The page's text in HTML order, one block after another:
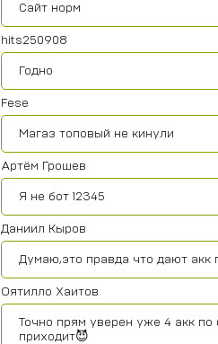
Сайт норм
hits250908
Годно
Fese
Магаз топовый не кинули
Артём Грошев
Я не бот 12345
Даниил Кыров
Думаю,это правда что дают акк
Оятилло Хаитов
Точно прям уверен уже 4 акк
приходит😈